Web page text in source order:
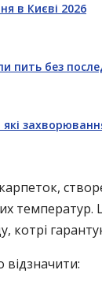
в Києві 2026
пить без
котрі
відзначити: